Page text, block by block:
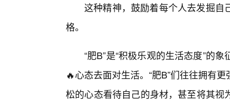
这种精神，鼓励着每个人去发掘自
格。
“肥B”是“积极乐观的生活态度”的
🔥心态去面对生活。“肥B”们往往拥有
松的心态看待自己的身材，甚至将其